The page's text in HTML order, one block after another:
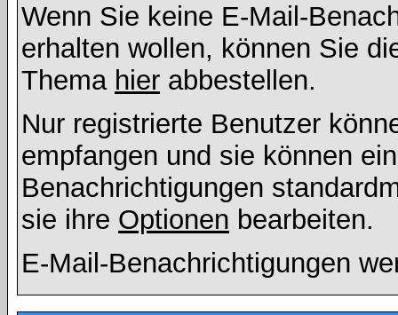
Wenn Sie keine E-Mail-
erhalten wollen, können Sie
Thema hier abbestellen.
Nur registrierte Benutzer
empfangen und sie können
Benachrichtigungen
sie ihre Optionen bearbeiten.
E-Mail-Benachrichtigungen